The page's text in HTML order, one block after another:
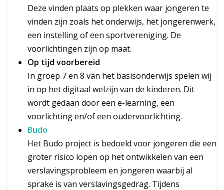
Deze vinden plaats op plekken waar jongeren te
vinden zijn zoals het onderwijs, het jongerenwerk,
een instelling of een sportvereniging. De
voorlichtingen zijn op maat.
Op tijd voorbereid
In groep 7 en 8 van het basisonderwijs spelen wij
in op het digitaal welzijn van de kinderen. Dit
wordt gedaan door een e-learning, een
voorlichting en/of een oudervoorlichting.
Budo
Het Budo project is bedoeld voor jongeren die een
groter risico lopen op het ontwikkelen van een
verslavingsprobleem en jongeren waarbij al
sprake is van verslavingsgedrag. Tijdens